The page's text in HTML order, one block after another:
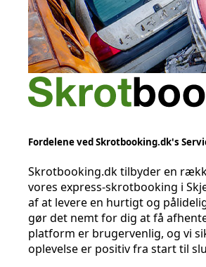
Fordelene ved Skrotbooking.dk's
Skrotbooking.dk tilbyder en
vores express-skrotbooking i
af at levere en hurtigt og
gør det nemt for dig at få
platform er brugervenlig, og vi
oplevelse er positiv fra start til